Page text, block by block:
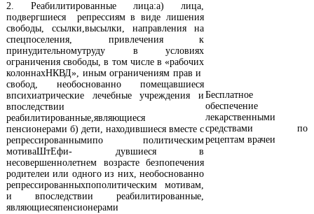
2. Реабилитированные лица:а) лица,
подвергшиеся репрессиям в виде лишения
свободы, ссылки,высылки, направления на
спецпоселения, привлечения к
принудительномутруду в условиях
ограничения свободы, в том числе в «рабочих
колоннахНКВД», иным ограничениям прав и
свобод, необоснованно помещавшиеся
впсихиатрические лечебные учреждения и
впоследствии
реабилитированные,являющиеся
пенсионерами б) дети, находившиеся вместе с
репрессированнымипо политическим
мотиваШтЕфи- дувшиеся в
несовершеннолетнем возрасте безпопечения
родителеи или одного из них, необоснованно
репрессированныхпополитическим мотивам,
и впоследствии реабилитированные,
являющиесяпенсионерами
Бесплатное
обеспечение
лекарственными
средствами по
рецептам врачеи